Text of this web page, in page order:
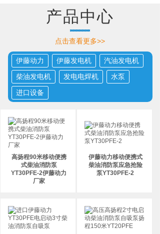
产品中心
伊藤动力 伊藤发电机
汽油发电机
柴油发电机
发电电焊机
水泵
进口设备
点击查看更多>>
高扬程90米移动便携
式柴油消防泵
YT30PFE-2伊藤动力
厂家
伊藤动力移动便携式
柴油消防泵应急抢险
泵YT30PFE-2